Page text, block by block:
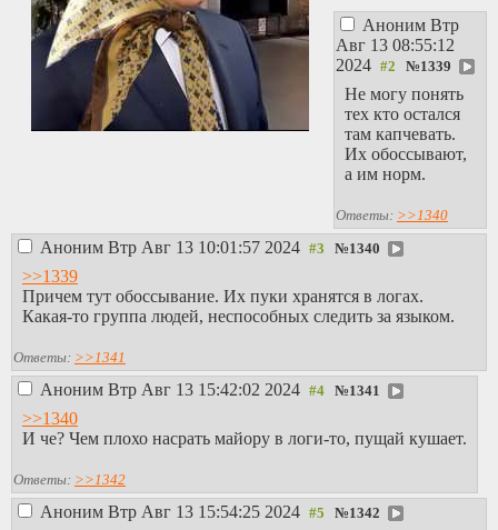
Аноним Втр
Авг 13 08:55:12
2024
№1339
Не могу понять
тех кто остался
там капчевать.
Их обоссывают,
а им норм.
Ответы: >>1340
Аноним Втр Авг 13 10:01:57 2024 №1340
>>1339
Причем тут обоссывание. Их пуки хранятся в логах.
Какая-то группа людей, неспособных следить за языком.
Ответы: >>1341
Аноним Втр Авг 13 15:42:02 2024 №1341
>>1340
И че? Чем плохо насрать майору в логи-то, пущай кушает.
Ответы: >>1342
Аноним Втр Авг 13 15:54:25 2024 №1342